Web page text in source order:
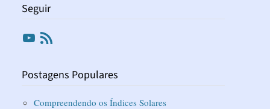
Seguir
Youtube
Postagens Populares
Compreendendo os Índices Solares